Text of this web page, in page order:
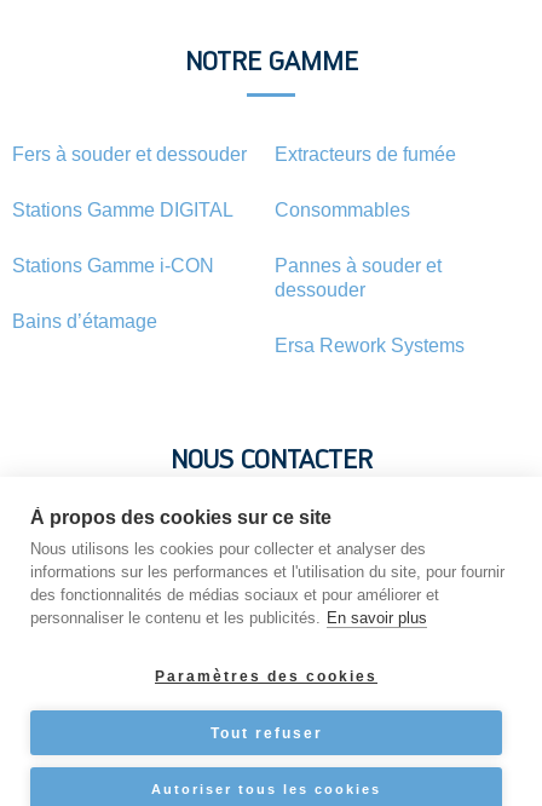
NOTRE GAMME
Fers à souder et dessouder
Stations Gamme DIGITAL
Stations Gamme i-CON
Bains d’étamage
Extracteurs de fumée
Consommables
Pannes à souder et
dessouder
Ersa Rework Systems
NOUS CONTACTER
Vous avez une question ? Vous souhaitez une information sur
un produit ? N’hésitez pas : contactez-nous !
À propos des cookies sur ce site
Nous utilisons les cookies pour collecter et analyser des
informations sur les performances et l'utilisation du site, pour fournir
des fonctionnalités de médias sociaux et pour améliorer et
personnaliser le contenu et les publicités. En savoir plus
Paramètres des cookies
Tout refuser
Autoriser tous les cookies